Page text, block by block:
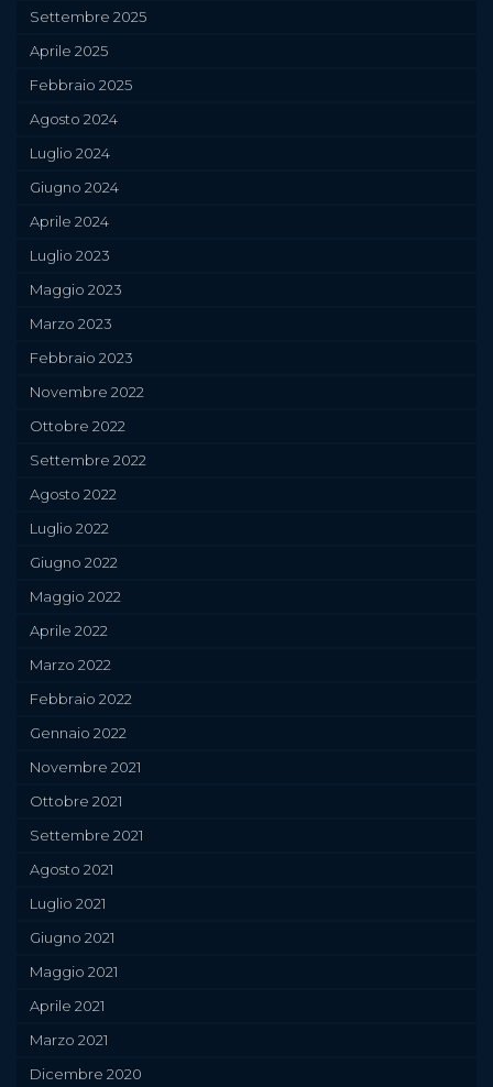
Settembre 2025
Aprile 2025
Febbraio 2025
Agosto 2024
Luglio 2024
Giugno 2024
Aprile 2024
Luglio 2023
Maggio 2023
Marzo 2023
Febbraio 2023
Novembre 2022
Ottobre 2022
Settembre 2022
Agosto 2022
Luglio 2022
Giugno 2022
Maggio 2022
Aprile 2022
Marzo 2022
Febbraio 2022
Gennaio 2022
Novembre 2021
Ottobre 2021
Settembre 2021
Agosto 2021
Luglio 2021
Giugno 2021
Maggio 2021
Aprile 2021
Marzo 2021
Dicembre 2020